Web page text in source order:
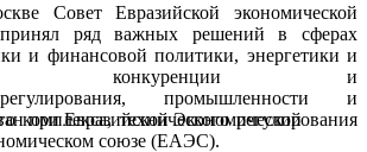
при Евразийской Экономической
Совет Евразийской экономической
ряд важных решений в сферах
и финансовой политики, энергетики и
конкуренции и
промышленности и
комплекса, технического регулирования
союзе (ЕАЭС).